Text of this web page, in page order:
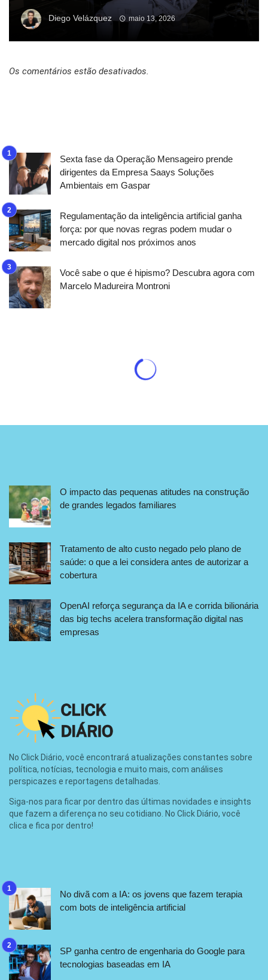
Diego Velázquez maio 13, 2026
Os comentários estão desativados.
Sexta fase da Operação Mensageiro prende
dirigentes da Empresa Saays Soluções
Ambientais em Gaspar
Regulamentação da inteligência artificial ganha
força: por que novas regras podem mudar o
mercado digital nos próximos anos
Você sabe o que é hipismo? Descubra agora com
Marcelo Madureira Montroni
O impacto das pequenas atitudes na construção
de grandes legados familiares
Tratamento de alto custo negado pelo plano de
saúde: o que a lei considera antes de autorizar a
cobertura
OpenAI reforça segurança da IA e corrida bilionária
das big techs acelera transformação digital nas
empresas
No Click Diário, você encontrará atualizações constantes sobre
política, notícias, tecnologia e muito mais, com análises
perspicazes e reportagens detalhadas.
Siga-nos para ficar por dentro das últimas novidades e insights
que fazem a diferença no seu cotidiano. No Click Diário, você
clica e fica por dentro!
No divã com a IA: os jovens que fazem terapia
com bots de inteligência artificial
SP ganha centro de engenharia do Google para
tecnologias baseadas em IA